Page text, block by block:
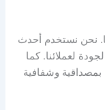
نحن نستخدم أحدث
لعملائنا. كما
بمصداقية وشفافية